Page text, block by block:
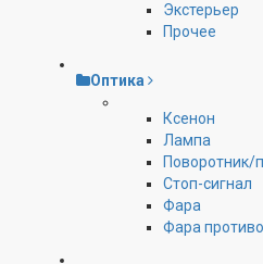
Экстерьер
Прочее
Оптика
Ксенон
Лампа
Поворотник/
Стоп-сигнал
Фара
Фара